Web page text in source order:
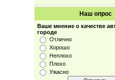
Наш опрос
Ваше мнение о качестве
городе
Отлично
Хорошо
Неплохо
Плохо
Ужасно